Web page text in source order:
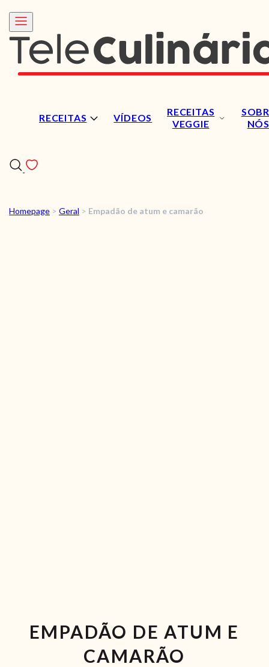
RECEITAS VÍDEOS
RECEITAS
VEGGIE
NÓS
RECEITAS
Homepage > Geral > Empadão de atum e camarão
EMPADÃO DE ATUM E
CAMARÃO